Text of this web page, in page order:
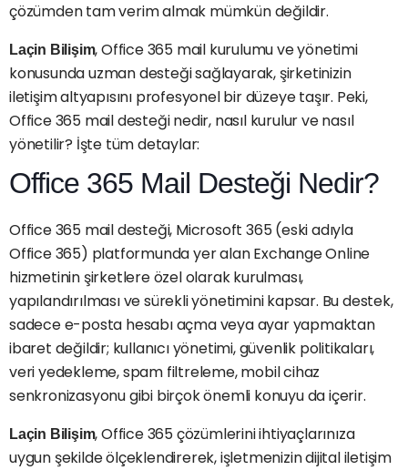
çözümden tam verim almak mümkün değildir.
Laçin Bilişim, Office 365 mail kurulumu ve yönetimi
konusunda uzman desteği sağlayarak, şirketinizin
iletişim altyapısını profesyonel bir düzeye taşır. Peki,
Office 365 mail desteği nedir, nasıl kurulur ve nasıl
yönetilir? İşte tüm detaylar:
Office 365 Mail Desteği Nedir?
Office 365 mail desteği, Microsoft 365 (eski adıyla
Office 365) platformunda yer alan Exchange Online
hizmetinin şirketlere özel olarak kurulması,
yapılandırılması ve sürekli yönetimini kapsar. Bu destek,
sadece e-posta hesabı açma veya ayar yapmaktan
ibaret değildir; kullanıcı yönetimi, güvenlik politikaları,
veri yedekleme, spam filtreleme, mobil cihaz
senkronizasyonu gibi birçok önemli konuyu da içerir.
Laçin Bilişim, Office 365 çözümlerini ihtiyaçlarınıza
uygun şekilde ölçeklendirerek, işletmenizin dijital iletişim